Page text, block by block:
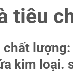
tiêu
kim loại.